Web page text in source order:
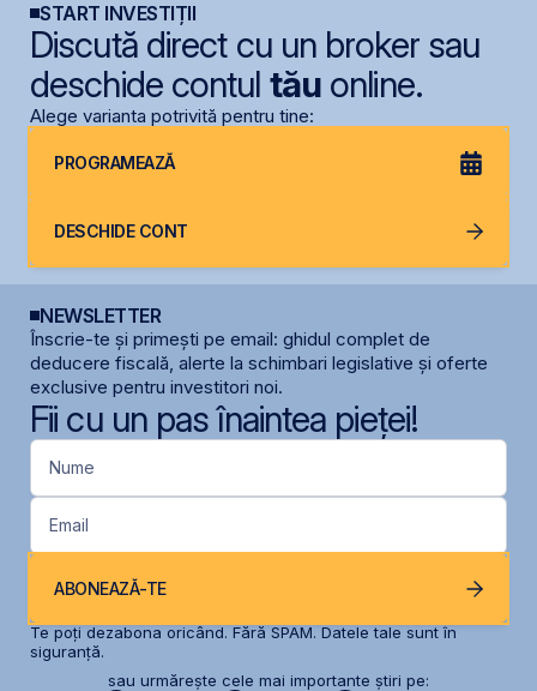
START INVESTIȚII
Discută direct cu un broker sau
deschide contul tăuonline.
Alege varianta potrivită pentru tine:
PROGRAMEAZĂ
DESCHIDE CONT
NEWSLETTER
Înscrie-te și primești pe email: ghidul complet de
deducere fiscală, alerte la schimbari legislative și oferte
exclusive pentru investitori noi.
Fii cu un pas înaintea pieței!
Nume
Email
ABONEAZĂ-TE
Te poți dezabona oricând. Fără SPAM. Datele tale sunt în
siguranță.
sau urmărește cele mai importante știri pe: